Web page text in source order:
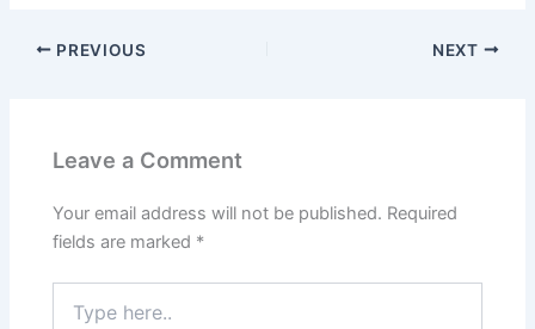
PREVIOUS NEXT
Leave a Comment
Your email address will not be published. Required
fields are marked *
here..